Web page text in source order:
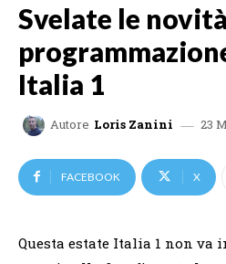
Svelate le
Italia 1
Autore Loris Zanini 23
FACEBOOK X
Questa estate Italia 1 non va